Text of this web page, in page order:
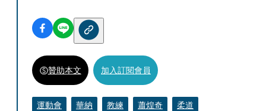
贊助本文 加入訂閱會員
運動會 華納 教練 蕭煌奇
柔道